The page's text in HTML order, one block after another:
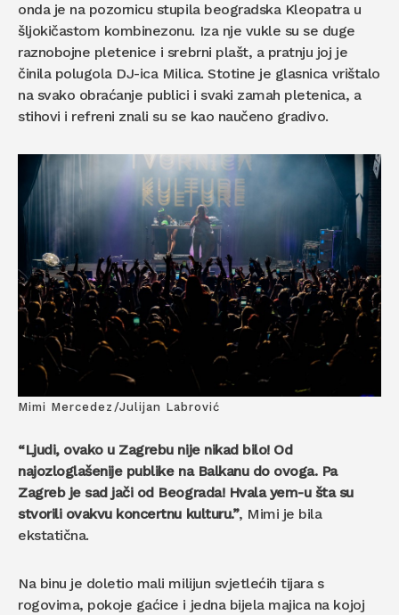
onda je na pozornicu stupila beogradska Kleopatra u
šljokičastom kombinezonu. Iza nje vukle su se duge
raznobojne pletenice i srebrni plašt, a pratnju joj je
činila polugola DJ-ica Milica. Stotine je glasnica vrištalo
na svako obraćanje publici i svaki zamah pletenica, a
stihovi i refreni znali su se kao naučeno gradivo.
Mimi Mercedez/Julijan Labrović
“Ljudi, ovako u Zagrebu nije nikad bilo! Od
najozloglašenije publike na Balkanu do ovoga. Pa
Zagreb je sad jači od Beograda! Hvala yem-u šta su
stvorili ovakvu koncertnu kulturu.”, Mimi je bila
ekstatična.
Na binu je doletio mali milijun svjetlećih tijara s
rogovima, pokoje gaćice i jedna bijela majica na kojoj